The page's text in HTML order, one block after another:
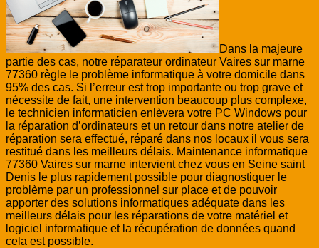
Dans la majeure
partie des cas, notre réparateur ordinateur Vaires sur marne
77360 règle le problème informatique à votre domicile dans
95% des cas. Si l’erreur est trop importante ou trop grave et
nécessite de fait, une intervention beaucoup plus complexe,
le technicien informaticien enlèvera votre PC Windows pour
la réparation d’ordinateurs et un retour dans notre atelier de
réparation sera effectué, réparé dans nos locaux il vous sera
restitué dans les meilleurs délais. Maintenance informatique
77360 Vaires sur marne intervient chez vous en Seine saint
Denis le plus rapidement possible pour diagnostiquer le
problème par un professionnel sur place et de pouvoir
apporter des solutions informatiques adéquate dans les
meilleurs délais pour les réparations de votre matériel et
logiciel informatique et la récupération de données quand
cela est possible.